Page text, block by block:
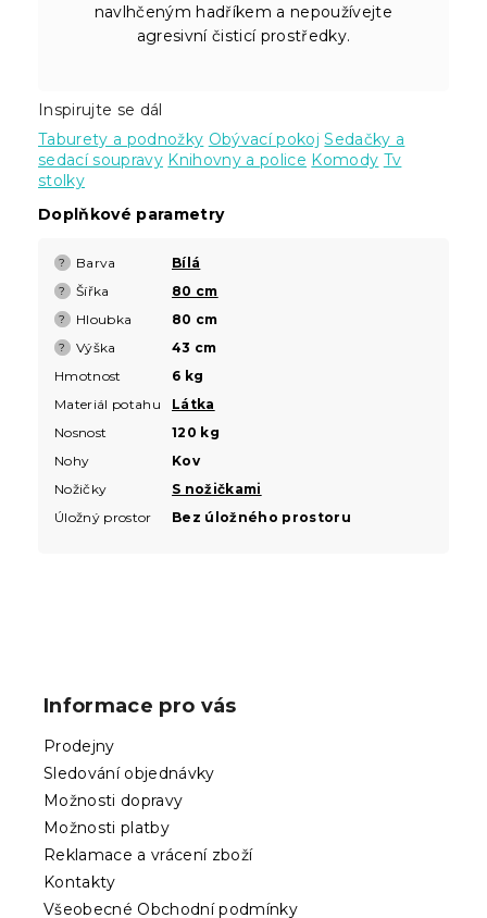
navlhčeným hadříkem a nepoužívejte
agresivní čisticí prostředky.
Inspirujte se dál
Taburety a podnožky Obývací pokoj Sedačky a
sedací soupravy Knihovny a police Komody Tv
stolky
Doplňkové parametry
? Barva Bílá
? Šířka 80 cm
? Hloubka 80 cm
? Výška
43 cm
Hmotnost
6 kg
Materiál potahu
Látka
Nosnost
120 kg
Nohy
Kov
Nožičky
S nožičkami
Úložný prostor
Bez úložného prostoru
Informace pro vás
Prodejny
Sledování objednávky
Možnosti dopravy
Možnosti platby
Reklamace a vrácení zboží
Kontakty
Všeobecné Obchodní podmínky